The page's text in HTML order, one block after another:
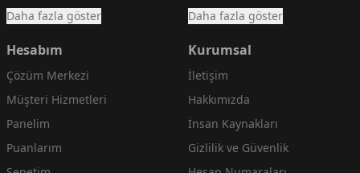
Daha fazla göster
Daha fazla göster
Hesabım
Çözüm Merkezi
Müşteri Hizmetleri
Panelim
Puanlarım
Kurumsal
İletişim
Hakkımızda
İnsan Kaynakları
Gizlilik ve Güvenlik